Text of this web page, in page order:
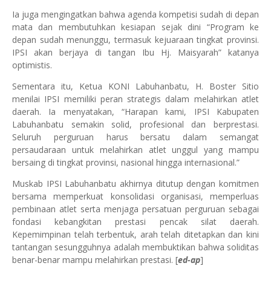
Ia juga mengingatkan bahwa agenda kompetisi sudah di depan
mata dan membutuhkan kesiapan sejak dini “Program ke
depan sudah menunggu, termasuk kejuaraan tingkat provinsi.
IPSI akan berjaya di tangan Ibu Hj. Maisyarah” katanya
optimistis.
Sementara itu, Ketua KONI Labuhanbatu, H. Boster Sitio
menilai IPSI memiliki peran strategis dalam melahirkan atlet
daerah. Ia menyatakan, “Harapan kami, IPSI Kabupaten
Labuhanbatu semakin solid, profesional dan berprestasi.
Seluruh perguruan harus bersatu dalam semangat
persaudaraan untuk melahirkan atlet unggul yang mampu
bersaing di tingkat provinsi, nasional hingga internasional.”
Muskab IPSI Labuhanbatu akhirnya ditutup dengan komitmen
bersama memperkuat konsolidasi organisasi, memperluas
pembinaan atlet serta menjaga persatuan perguruan sebagai
fondasi kebangkitan prestasi pencak silat daerah.
Kepemimpinan telah terbentuk, arah telah ditetapkan dan kini
tantangan sesungguhnya adalah membuktikan bahwa soliditas
benar-benar mampu melahirkan prestasi. [ed-ap]